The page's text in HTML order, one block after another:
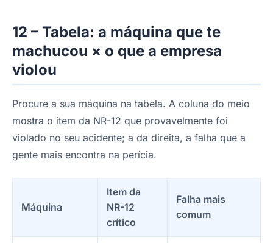
12 – Tabela: a máquina que te
machucou × o que a empresa
violou
Procure a sua máquina na tabela. A coluna do meio
mostra o item da NR-12 que provavelmente foi
violado no seu acidente; a da direita, a falha que a
gente mais encontra na perícia.
Máquina
Item da
NR-12
crítico
Falha mais
comum